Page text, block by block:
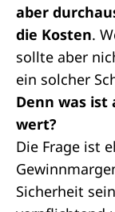
aber
die Kosten.
sollte aber
ein solcher
Denn was ist
wert?
Die Frage ist
Sicherheit